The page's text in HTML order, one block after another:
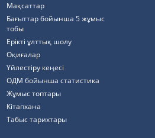
Мақсаттар
Бағыттар бойынша 5 жұмыс
тобы
Ерікті ұлттық шолу
Оқиғалар
Үйлестіру кеңесі
ОДМ бойынша статистика
Жұмыс топтары
Кітапхана
Табыс тарихтары